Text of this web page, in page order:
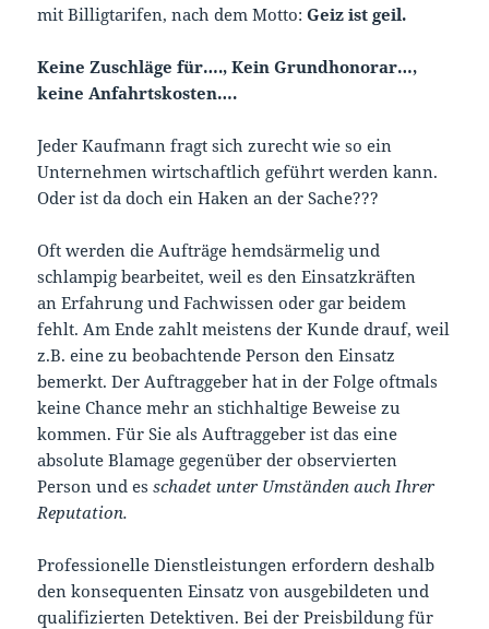
mit Billigtarifen, nach dem Motto:Geiz ist geil.
Keine Zuschläge für…., Kein Grundhonorar…,
keine Anfahrtskosten….
Jeder Kaufmann fragt sich zurecht wie so ein
Unternehmen wirtschaftlich geführt werden kann.
Oder ist da doch ein Haken an der Sache???
Oft werden die Aufträge hemdsärmelig und
schlampig bearbeitet, weil es den Einsatzkräften
an Erfahrung und Fachwissen oder gar beidem
fehlt. Am Ende zahlt meistens der Kunde drauf, weil
z.B. eine zu beobachtende Person den Einsatz
bemerkt. Der Auftraggeber hat in der Folge oftmals
keine Chance mehr an stichhaltige Beweise zu
kommen. Für Sie als Auftraggeber ist das eine
absolute Blamage gegenüber der observierten
Person und esschadet unter Umständen auch Ihrer
Reputation.
Professionelle Dienstleistungen erfordern deshalb
den konsequenten Einsatz von ausgebildeten und
qualifizierten Detektiven. Bei der Preisbildung für